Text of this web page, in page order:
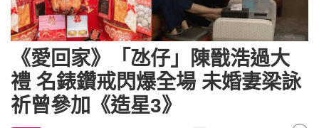
《愛回家》「氹仔」陳戩浩過大
禮 名錶鑽戒閃爆全場 未婚妻梁詠
祈曾參加《造星3》